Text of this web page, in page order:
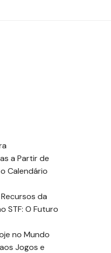
a Partir de
Calendário
da
STF: O Futuro
no Mundo
Jogos e